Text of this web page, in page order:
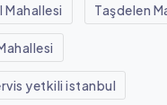
Mahallesi Taşdelen
yetkili istanbul